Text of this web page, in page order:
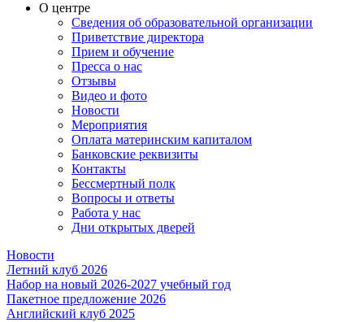
О центре
Сведения об образовательной организации
Приветствие директора
Прием и обучение
Пресса о нас
Отзывы
Видео и фото
Новости
Мероприятия
Оплата материнским капиталом
Банковские реквизиты
Контакты
Бессмертный полк
Вопросы и ответы
Работа у нас
Дни открытых дверей
Новости
Летний клуб 2026
Набор на новый 2026-2027 учебный год
Пакетное предложение 2026
Английский клуб 2025